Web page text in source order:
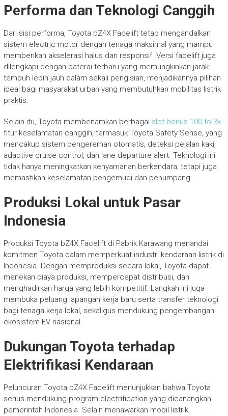
Performa dan Teknologi Canggih
Dari sisi performa, Toyota bZ4X Facelift tetap mengandalkan
sistem electric motor dengan tenaga maksimal yang mampu
memberikan akselerasi halus dan responsif. Versi facelift juga
dilengkapi dengan baterai terbaru yang memungkinkan jarak
tempuh lebih jauh dalam sekali pengisian, menjadikannya pilihan
ideal bagi masyarakat urban yang membutuhkan mobilitas listrik
praktis.
Selain itu, Toyota membenamkan berbagai slot bonus 100 to 3x
fitur keselamatan canggih, termasuk Toyota Safety Sense, yang
mencakup sistem pengereman otomatis, deteksi pejalan kaki,
adaptive cruise control, dan lane departure alert. Teknologi ini
tidak hanya meningkatkan kenyamanan berkendara, tetapi juga
memastikan keselamatan pengemudi dan penumpang.
Produksi Lokal untuk Pasar
Indonesia
Produksi Toyota bZ4X Facelift di Pabrik Karawang menandai
komitmen Toyota dalam memperkuat industri kendaraan listrik di
Indonesia. Dengan memproduksi secara lokal, Toyota dapat
menekan biaya produksi, mempercepat distribusi, dan
menghadirkan harga yang lebih kompetitif. Langkah ini juga
membuka peluang lapangan kerja baru serta transfer teknologi
bagi tenaga kerja lokal, sekaligus mendukung pengembangan
ekosistem EV nasional.
Dukungan Toyota terhadap
Elektrifikasi Kendaraan
Peluncuran Toyota bZ4X Facelift menunjukkan bahwa Toyota
serius mendukung program electrification yang dicanangkan
pemerintah Indonesia. Selain menawarkan mobil listrik